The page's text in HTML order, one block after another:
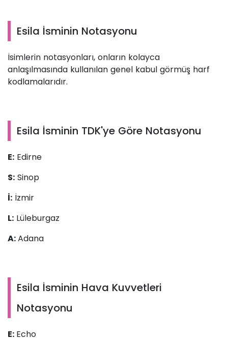
Esila İsminin Notasyonu
İsimlerin notasyonları, onların kolayca
anlaşılmasında kullanılan genel kabul görmüş harf
kodlamalarıdır.
Esila İsminin TDK'ye Göre Notasyonu
E: Edirne
S: Sinop
İ: İzmir
L: Lüleburgaz
A:Adana
Esila İsminin Hava Kuvvetleri
Notasyonu
E: Echo